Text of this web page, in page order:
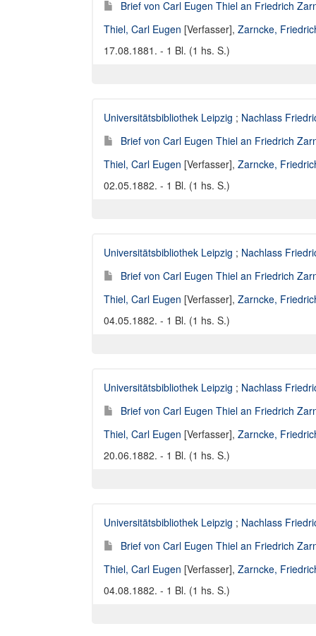
Brief von Carl Eugen Thiel an Friedrich
Thiel, Carl Eugen [Verfasser], Zarncke,
17.08.1881. - 1 Bl. (1 hs. S.)
Universitätsbibliothek Leipzig ; Nachlass
Brief von Carl Eugen Thiel an Friedrich
Thiel, Carl Eugen [Verfasser], Zarncke,
02.05.1882. - 1 Bl. (1 hs. S.)
Universitätsbibliothek Leipzig ; Nachlass
Brief von Carl Eugen Thiel an Friedrich
Thiel, Carl Eugen [Verfasser], Zarncke,
04.05.1882. - 1 Bl. (1 hs. S.)
Universitätsbibliothek Leipzig ; Nachlass
Brief von Carl Eugen Thiel an Friedrich
Thiel, Carl Eugen [Verfasser], Zarncke,
20.06.1882. - 1 Bl. (1 hs. S.)
Universitätsbibliothek Leipzig ; Nachlass
Brief von Carl Eugen Thiel an Friedrich
Thiel, Carl Eugen [Verfasser], Zarncke,
04.08.1882. - 1 Bl. (1 hs. S.)